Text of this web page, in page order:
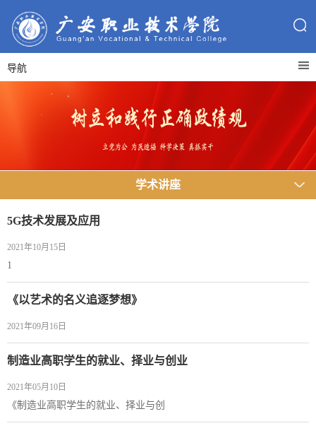
导航
学术讲座
5G技术发展及应用
2021年10月15日
1
《以艺术的名义追逐梦想》
2021年09月16日
制造业高职学生的就业、择业与创业
2021年05月10日
《制造业高职学生的就业、择业与创